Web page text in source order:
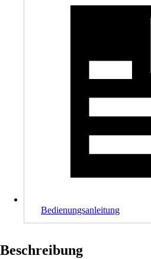
Bedienungsanleitung
Beschreibung